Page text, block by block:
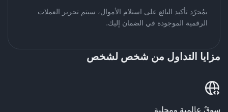
بمُجرّد تأكيد البائع على استلام الأموال، سيتم تحرير العملات
الرقمية الموجودة في الضمان إليك.
مزايا التداول من شخص لشخص
سوقٌ عالمية ومحلية